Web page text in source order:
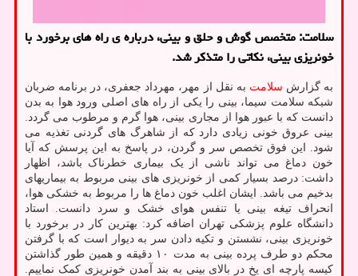
سلامت: متخصص گوش و حلق و بینی، درباره ی راه های برخورد با
خونریزی بینی، نکاتی را متذکر شد.
به گزارش سلامت به نقل از مهر، مهرداد جعفری، در برنامه ضربان
شبکه سلامت سیما، بینی را یکی از راه های اصلی ورود هوا به بدن
دانست که با عبور هوا از مجاری بینی، هوا گرم و مرطوب می گردد.
بینی عروق خونی زیادی دارد که از شاهرگ های گردنی تغذیه می
شود. این فوق تخصص سر و گردن، در پاسخ به این پرسش که آیا
خون دماغ می تواند ناشی از یک بیماری خطرناک باشد، اظهار
داشت: درصد بسیار کمی از خونریزی های بینی مربوط به بیماریهای
بدخیم می باشد. ایشان اغلب خون دماغ ها را مربوط به خشکی هوا،
انحراف تیغه بینی یا تنفس هوای خشک و سرد دانست. استاد
دانشگاه علوم پزشکی تهران اضافه کرد: بهترین کار در برخورد با
خونریزی بینی، نشستن و تکیه دادن سر به دیوار است که با گرفتن
محکم دو طرف پرده بینی به مدت ۱۰ دقیقه و همین طور گذاشتن
کیسه پارچه ای یخ در بالای بینی به بند آمدن خونریزی کمک نماییم.